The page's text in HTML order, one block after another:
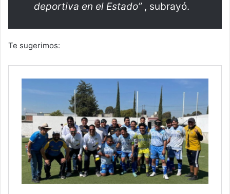
deportiva en el Estado”, subrayó.
Te sugerimos: